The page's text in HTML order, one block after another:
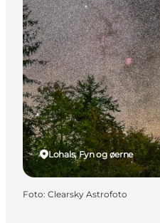
Outdoor
Mad og drikke
Overnatning
Book lokale
Lohals, Fyn og øerne
Foto: Clearsky Astrofoto